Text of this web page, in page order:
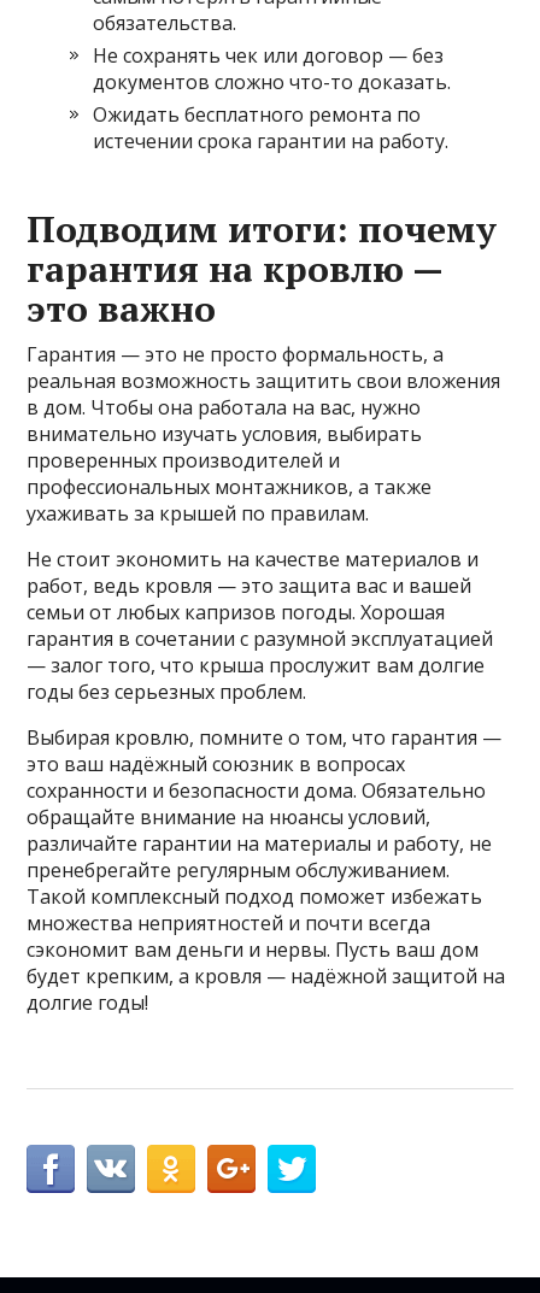
обязательства.
Не сохранять чек или договор — без
документов сложно что-то доказать.
Ожидать бесплатного ремонта по
истечении срока гарантии на работу.
Подводим итоги: почему
гарантия на кровлю —
это важно
Гарантия — это не просто формальность, а
реальная возможность защитить свои вложения
в дом. Чтобы она работала на вас, нужно
внимательно изучать условия, выбирать
проверенных производителей и
профессиональных монтажников, а также
ухаживать за крышей по правилам.
Не стоит экономить на качестве материалов и
работ, ведь кровля — это защита вас и вашей
семьи от любых капризов погоды. Хорошая
гарантия в сочетании с разумной эксплуатацией
— залог того, что крыша прослужит вам долгие
годы без серьезных проблем.
Выбирая кровлю, помните о том, что гарантия —
это ваш надёжный союзник в вопросах
сохранности и безопасности дома. Обязательно
обращайте внимание на нюансы условий,
различайте гарантии на материалы и работу, не
пренебрегайте регулярным обслуживанием.
Такой комплексный подход поможет избежать
множества неприятностей и почти всегда
сэкономит вам деньги и нервы. Пусть ваш дом
будет крепким, а кровля — надёжной защитой на
долгие годы!